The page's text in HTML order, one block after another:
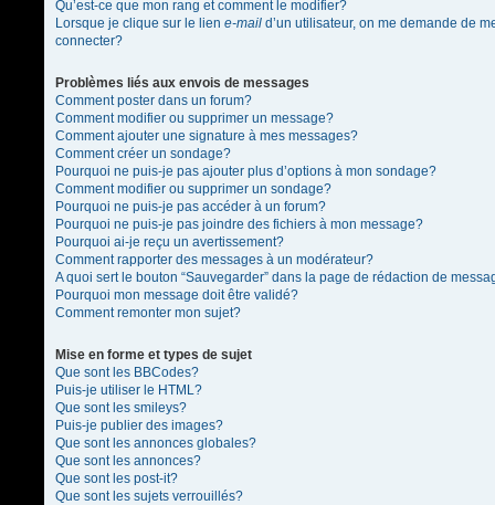
Qu’est-ce que mon rang et comment le modifier?
Lorsque je clique sur le lien e-mail d’un utilisateur, on me demande de
connecter?
Problèmes liés aux envois de messages
Comment poster dans un forum?
Comment modifier ou supprimer un message?
Comment ajouter une signature à mes messages?
Comment créer un sondage?
Pourquoi ne puis-je pas ajouter plus d’options à mon sondage?
Comment modifier ou supprimer un sondage?
Pourquoi ne puis-je pas accéder à un forum?
Pourquoi ne puis-je pas joindre des fichiers à mon message?
Pourquoi ai-je reçu un avertissement?
Comment rapporter des messages à un modérateur?
A quoi sert le bouton “Sauvegarder” dans la page de rédaction de
Pourquoi mon message doit être validé?
Comment remonter mon sujet?
Mise en forme et types de sujet
Que sont les BBCodes?
Puis-je utiliser le HTML?
Que sont les smileys?
Puis-je publier des images?
Que sont les annonces globales?
Que sont les annonces?
Que sont les post-it?
Que sont les sujets verrouillés?